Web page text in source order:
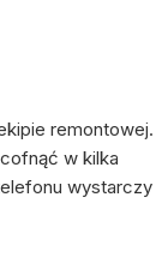
remontowej.
w kilka
wystarczy